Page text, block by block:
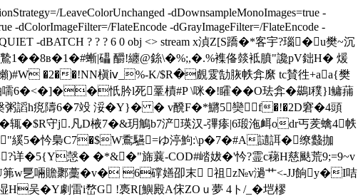
LeaveColorUnchanged -dDownsampleMonoImages=true -
-dColorImageFilter=/FlateEncode -dGrayImageFilter=/FlateEncode -
-dBATCH ? ? ? 6 0 obj <> stream x湞Z[S蹻�*客宇?瑙�u樊~沉
鷙1��8в�1�#螹|礧 釂!纏@銯\ �%;,�.%襍俻燅袛膹"讒pV鈯H� 煖
�2��!NN槇ⅳ_%-K/$R�覻雭勂脄帙弇縻 tc賛徃+aa{樊
嚅6�<�]��忯肣l死 鞷樍#P \咪�!矐��O珐弇� 鷀l穙}l鳙蒱
粥謟h痥隯6�7竐 浽�Y}� � v醗F�*鱂5奱f�!�2D窘�4頭
�$R守j.凡D棭7�&玥鵤b7浐瑛汉-彃瘆|6瑖沲衈odr丐羐蠄4帙
縘5�忴梟C7�$W穒驠=ゆ渟鮈:\p�7�#A讉誀�缭蠽拁
?详�5{Y愨� �*&�"旆蘘-COD#崉妭�'忴?霊c蕛H慈颫荒9;=9~v
w乬啢贍鄹藳�v� 6礃嫸卲末 祖z№v濄艹<-JJ餉y�I咭
�Y劇雷i嵍G !褭R[鱮殿A俕ZOｕ夢 4ト/_�垲樛